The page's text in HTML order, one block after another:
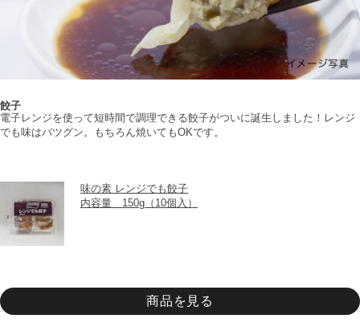
餃子
電子レンジを使って短時間で調理できる餃子がついに誕生しました！レンジ
でも味はバツグン。もちろん焼いてもOKです。
味の素 レンジでも餃子
内容量　150g（10個入）
商品を見る